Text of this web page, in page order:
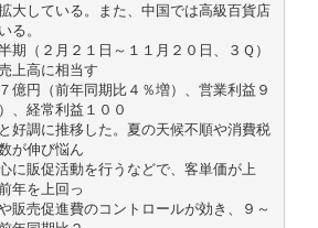
大している。また、中国では高級百貨店
る。
期（２月２１日～１１月２０日、３Ｑ）
上高に相当す
億円（前年同期比４％増）、営業利益９
、経常利益１００
好調に推移した。夏の天候不順や消費税
が伸び悩ん
に販促活動を行うなどで、客単価が上
年を上回っ
販売促進費のコントロールが効き、９～